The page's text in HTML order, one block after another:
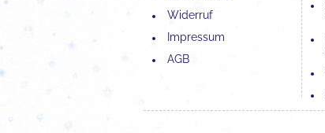
Widerruf
Impressum
AGB